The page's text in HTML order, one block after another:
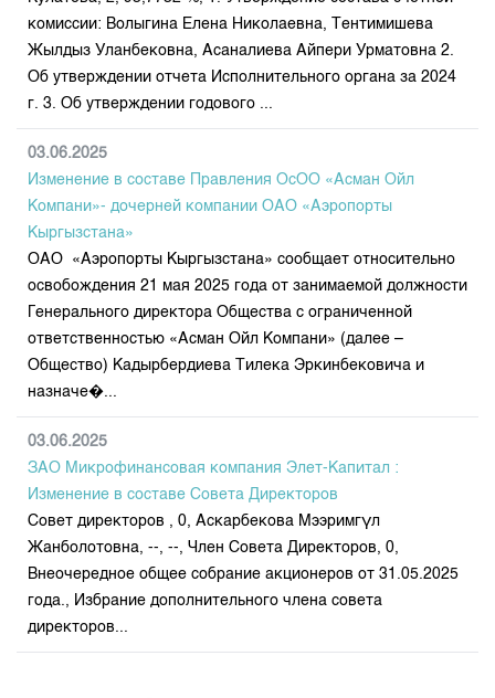
комиссии: Волыгина Елена Николаевна, Тентимишева
Жылдыз Уланбековна, Асаналиева Айпери Урматовна 2.
Об утверждении отчета Исполнительного органа за 2024
г. 3. Об утверждении годового ...
03.06.2025
Изменение в составе Правления ОсОО «Асман Ойл
Компани»- дочерней компании ОАО «Аэропорты
Кыргызстана»
ОАО «Аэропорты Кыргызстана» сообщает относительно
освобождения 21 мая 2025 года от занимаемой должности
Генерального директора Общества с ограниченной
ответственностью «Асман Ойл Компани» (далее –
Общество) Кадырбердиева Тилека Эркинбековича и
назначе�...
03.06.2025
ЗАО Микрофинансовая компания Элет-Капитал :
Изменение в составе Совета Директоров
Совет директоров , 0, Аскарбекова Мээримгүл
Жанболотовна, --, --, Член Совета Директоров, 0,
Внеочередное общее собрание акционеров от 31.05.2025
года., Избрание дополнительного члена совета
директоров...